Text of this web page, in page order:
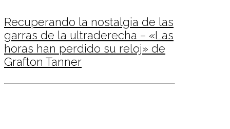
Recuperando la nostalgia de las
garras de la ultraderecha – «Las
horas han perdido su reloj» de
Grafton Tanner